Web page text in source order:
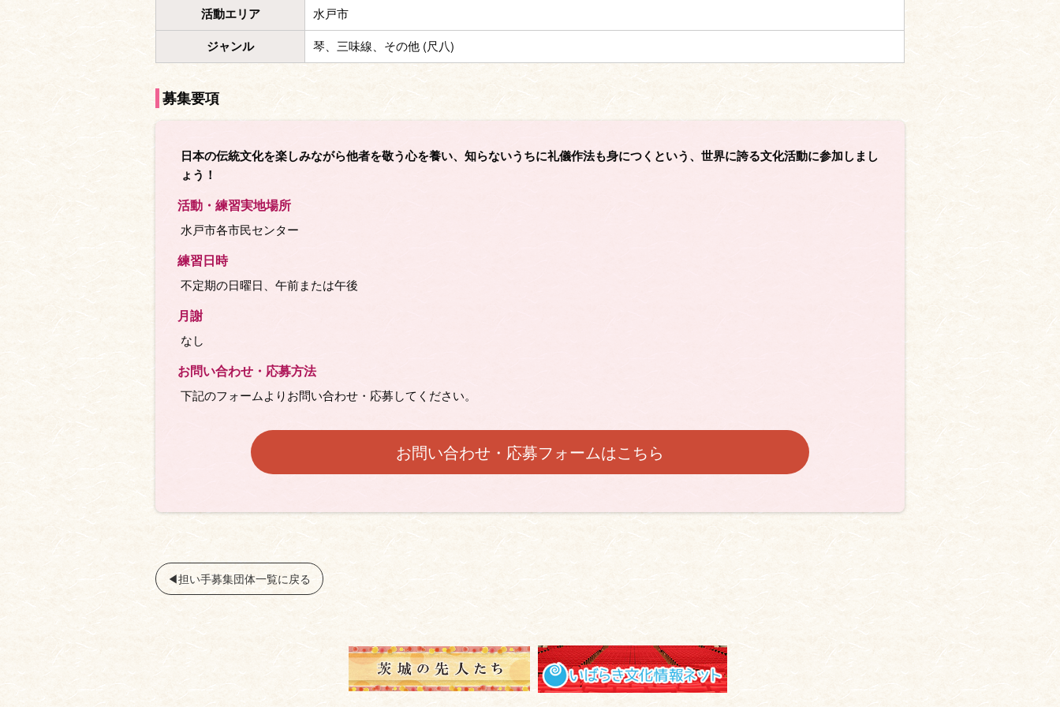
活動エリア 水戸市
ジャンル 琴、三味線、その他 (尺八)
募集要項
日本の伝統文化を楽しみながら他者を敬う心を養い、知らないうちに礼儀作法も身につくという、世界に誇る文化活動に参加しまし
ょう！
活動・練習実地場所
水戸市各市民センター
練習日時
不定期の日曜日、午前または午後
月謝
なし
お問い合わせ・応募⽅法
下記のフォームよりお問い合わせ・応募してください。
お問い合わせ・応募フォームはこちら
◀︎担い手募集団体一覧に戻る